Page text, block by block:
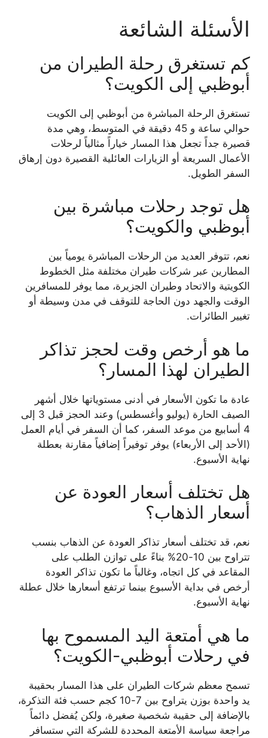
الأسئلة الشائعة
كم تستغرق رحلة الطيران من
أبوظبي إلى الكويت؟
تستغرق الرحلة المباشرة من أبوظبي إلى الكويت
حوالي ساعة و 45 دقيقة في المتوسط، وهي مدة
قصيرة جداً تجعل هذا المسار خياراً مثالياً لرحلات
الأعمال السريعة أو الزيارات العائلية القصيرة دون إرهاق
السفر الطويل.
هل توجد رحلات مباشرة بين
أبوظبي والكويت؟
نعم، تتوفر العديد من الرحلات المباشرة يومياً بين
المطارين عبر شركات طيران مختلفة مثل الخطوط
الكويتية والاتحاد وطيران الجزيرة، مما يوفر للمسافرين
الوقت والجهد دون الحاجة للتوقف في مدن وسيطة أو
تغيير الطائرات.
ما هو أرخص وقت لحجز تذاكر
الطيران لهذا المسار؟
عادة ما تكون الأسعار في أدنى مستوياتها خلال أشهر
الصيف الحارة (يوليو وأغسطس) وعند الحجز قبل 3 إلى
4 أسابيع من موعد السفر، كما أن السفر في أيام العمل
(الأحد إلى الأربعاء) يوفر توفيراً إضافياً مقارنة بعطلة
نهاية الأسبوع.
هل تختلف أسعار العودة عن
أسعار الذهاب؟
نعم، قد تختلف أسعار تذاكر العودة عن الذهاب بنسب
تتراوح بين 10-20% بناءً على توازن الطلب على
المقاعد في كل اتجاه، وغالباً ما تكون تذاكر العودة
أرخص في بداية الأسبوع بينما ترتفع أسعارها خلال عطلة
نهاية الأسبوع.
ما هي أمتعة اليد المسموح بها
في رحلات أبوظبي-الكويت؟
تسمح معظم شركات الطيران على هذا المسار بحقيبة
يد واحدة بوزن يتراوح بين 7-10 كجم حسب فئة التذكرة،
بالإضافة إلى حقيبة شخصية صغيرة، ولكن يُفضل دائماً
مراجعة سياسة الأمتعة المحددة للشركة التي ستسافر